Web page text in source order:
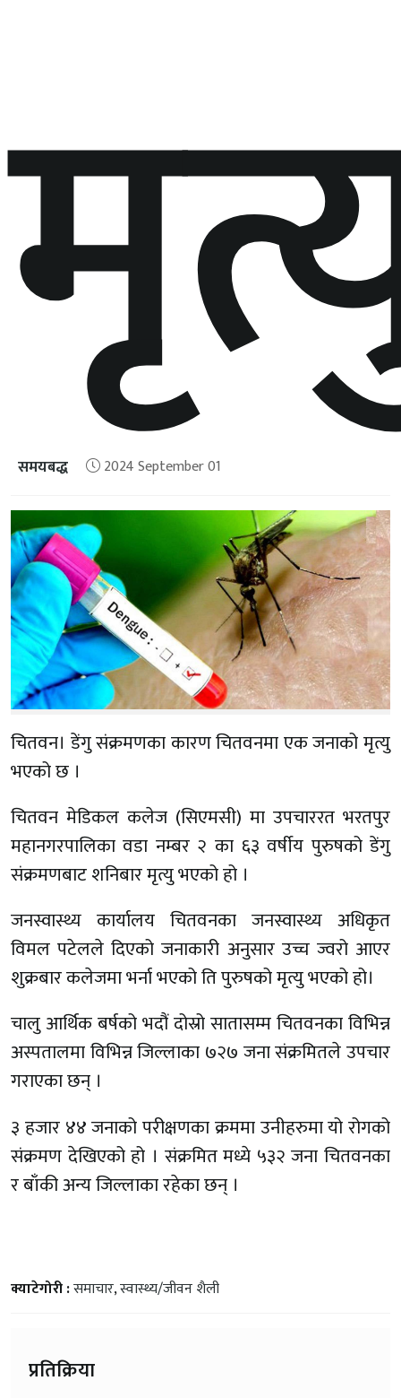
समयबद्ध 2024 September 01
चितवन। डेंगु संक्रमणका कारण चितवनमा एक जनाको मृत्यु
भएको छ ।
चितवन मेडिकल कलेज (सिएमसी) मा उपचाररत भरतपुर
महानगरपालिका वडा नम्बर २ का ६३ वर्षीय पुरुषको डेंगु
संक्रमणबाट शनिबार मृत्यु भएको हो ।
जनस्वास्थ्य कार्यालय चितवनका जनस्वास्थ्य अधिकृत
विमल पटेलले दिएको जनाकारी अनुसार उच्च ज्वरो आएर
शुक्रबार कलेजमा भर्ना भएको ति पुरुषको मृत्यु भएको हो।
चालु आर्थिक बर्षको भदौं दोस्रो सातासम्म चितवनका विभिन्न
अस्पतालमा विभिन्न जिल्लाका ७२७ जना संक्रमितले उपचार
गराएका छन् ।
३ हजार ४४ जनाको परीक्षणका क्रममा उनीहरुमा यो रोगको
संक्रमण देखिएको हो । संक्रमित मध्ये ५३२ जना चितवनका
र बाँकी अन्य जिल्लाका रहेका छन् ।
क्याटेगोरी :समाचार,स्वास्थ्य/जीवन शैली
प्रतिक्रिया